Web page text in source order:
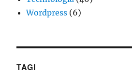
Wordpress (6)
TAGI